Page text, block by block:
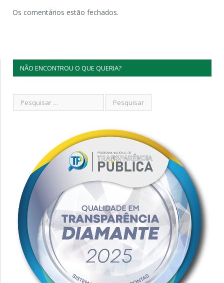
Os comentários estão fechados.
NÃO ENCONTROU O QUE QUERIA?